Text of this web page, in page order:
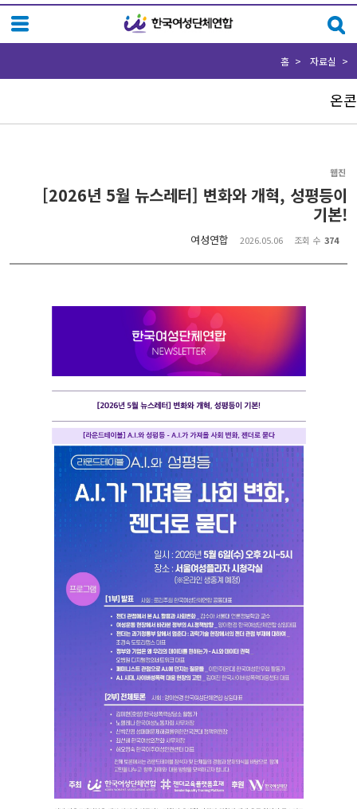
온콘
홈 자료실
웹진
[2026년 5월 뉴스레터] 변화와 개혁, 성평등이
기본!
여성연합 2026.05.06 조회 수 374